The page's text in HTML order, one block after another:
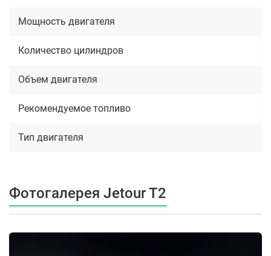
Мощность двигателя
Количество цилиндров
Объем двигателя
Рекомендуемое топливо
Тип двигателя
Фотогалерея Jetour T2